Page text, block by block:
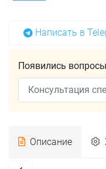
Написать в
Появились
Консультация
Описание